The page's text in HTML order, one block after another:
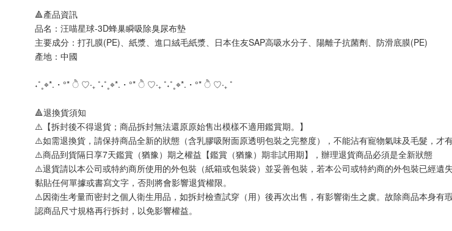
🔺產品資訊
品名：汪喵星球-3D蜂巢瞬吸除臭尿布墊
主要成分：打孔膜(PE)、紙漿、進口絨毛紙漿、日本住友SAP高吸水分子、陽離子抗菌劑、防滑底膜(PE)
產地：中國
˖˚˳⌖*.・°* ੈ ♡‧₊ ˚˖˚˳⌖*.・°* ੈ ♡‧₊ ˚˖˚˳⌖*.・°* ੈ ♡‧₊ ˚
🔺退換貨須知
⚠️【拆封後不得退貨；商品拆封無法還原原始售出模樣不適用鑑賞期。】
⚠️如需退換貨，請保持商品全新的狀態（含乳膠吸附面原透明包裝之完整度），不能沾有寵物氣味及毛髮，才
⚠️商品到貨隔日享7天鑑賞（猶豫）期之權益【鑑賞（猶豫）期非試用期】，辦理退貨商品必須是全新狀態
⚠️退貨請以本公司或特約商所使用的外包裝（紙箱或包裝袋）並妥善包裝，若本公司或特約商的外包裝已經
黏貼任何單據或書寫文字，否則將會影響退貨權限。
⚠️因衛生考量而密封之個人衛生用品，如拆封檢查試穿（用）後再次出售，有影響衛生之虞。故除商品本身
認商品尺寸規格再行拆封，以免影響權益。